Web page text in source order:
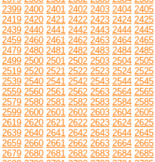
2399 2400 2401 2402 2403 2404 2405
2419 2420 2421 2422 2423 2424 2425
2439 2440 2441 2442 2443 2444 2445
2459 2460 2461 2462 2463 2464 2465
2479 2480 2481 2482 2483 2484 2485
2499 2500 2501 2502 2503 2504 2505
2519 2520 2521 2522 2523 2524 2525
2539 2540 2541 2542 2543 2544 2545
2559 2560 2561 2562 2563 2564 2565
2579 2580 2581 2582 2583 2584 2585
2599 2600 2601 2602 2603 2604 2605
2619 2620 2621 2622 2623 2624 2625
2639 2640 2641 2642 2643 2644 2645
2659 2660 2661 2662 2663 2664 2665
2679 2680 2681 2682 2683 2684 2685